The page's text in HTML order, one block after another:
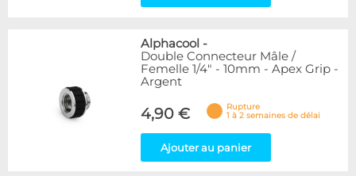
Alphacool -
Double Connecteur Mâle /
Femelle 1/4" - 10mm - Apex Grip -
Argent
4,90 €
Rupture
1 à 2 semaines de délai
Ajouter au panier